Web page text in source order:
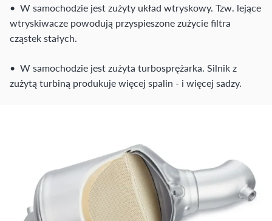
• W samochodzie jest zużyty układ wtryskowy. Tzw. lejące
wtryskiwacze powodują przyspieszone zużycie filtra
cząstek stałych.
• W samochodzie jest zużyta turbosprężarka. Silnik z
zużytą turbiną produkuje więcej spalin - i więcej sadzy.